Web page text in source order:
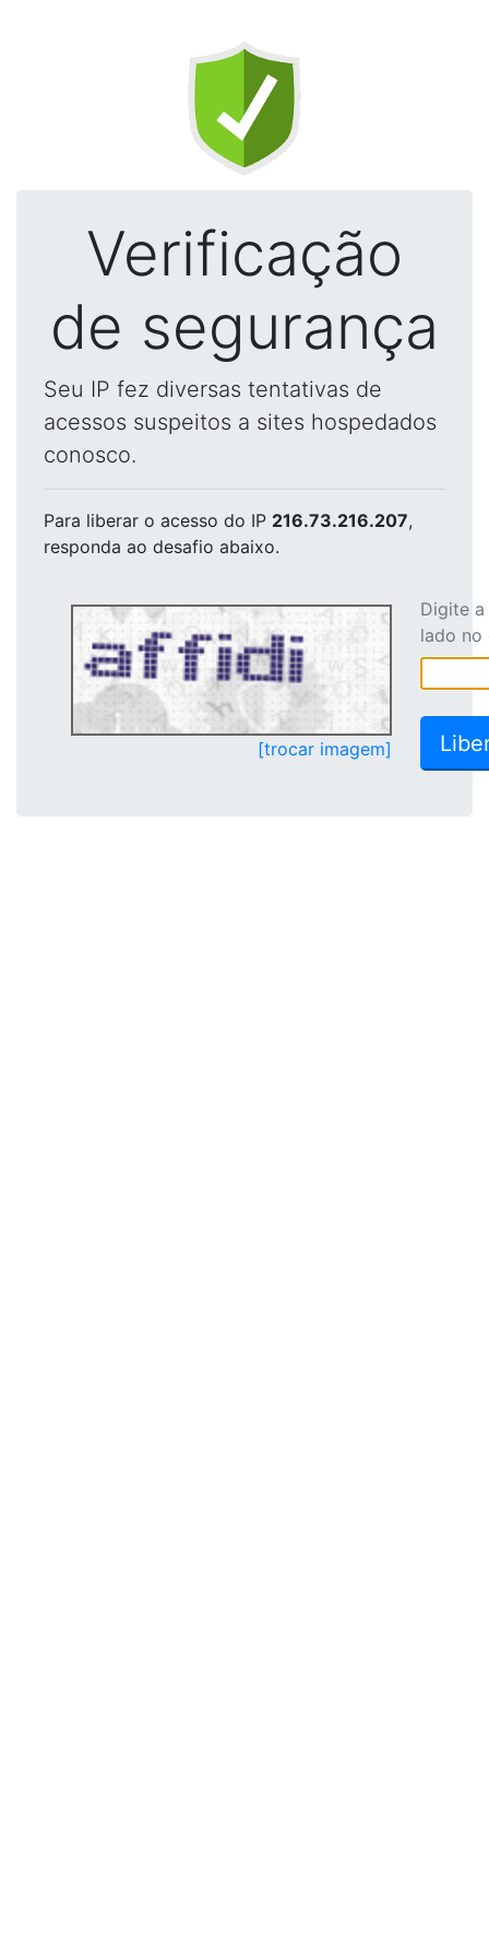
Verificação
de segurança
Seu IP fez diversas tentativas de
acessos suspeitos a sites hospedados
conosco.
Para liberar o acesso do IP 216.73.216.207,
responda ao desafio abaixo.
[trocar imagem]
Digite
lado no